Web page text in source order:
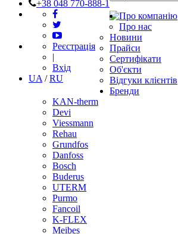
+38 048 770-888-1
Реєстрація
|
Вхід
UA /RU
Про компанію
Про нас
Новини
Прайси
Сертифікати
Об'єкти
Відгуки клієнтів
Бренди
KAN-therm
Devi
Viessmann
Rehau
Grundfos
Danfoss
Bosch
Buderus
UTERM
Purmo
Fancoil
K-FLEX
Meibes